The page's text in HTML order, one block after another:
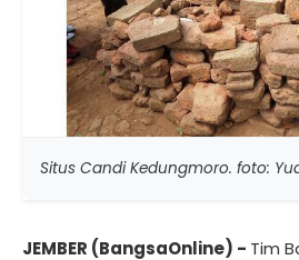
Situs Candi Kedungmoro. foto:
JEMBER (BangsaOnline) - Tim